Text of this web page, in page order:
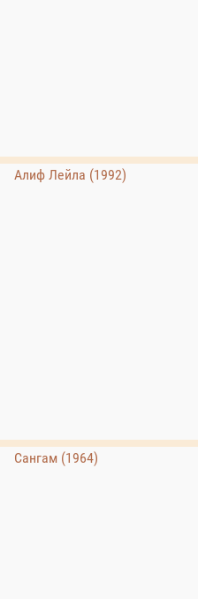
Алиф Лейла (1992)
Сангам (1964)